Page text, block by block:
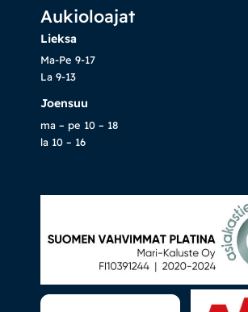
Aukioloajat
Lieksa
Ma-Pe 9-17
La 9-13
Joensuu
ma – pe 10 – 18
la 10 – 16